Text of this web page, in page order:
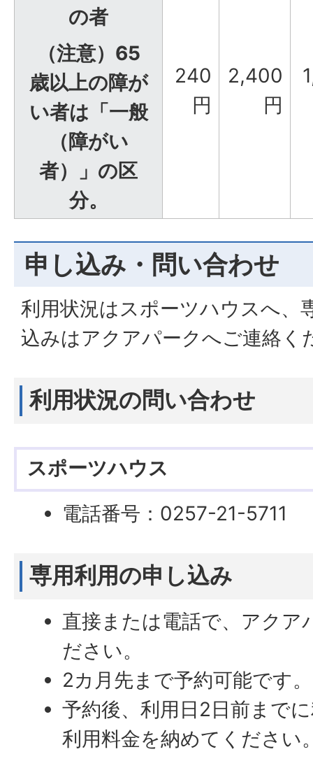
の者
（注意）65
歳以上の障が
い者は「一般
（障がい
者）」の区
分。
240
円
2,400
円
申し込み・問い合わせ
利用状況はスポーツハウスへ、
込みはアクアパークへご連絡く
利用状況の問い合わせ
スポーツハウス
電話番号：0257-21-5711
専用利用の申し込み
直接または電話で、アクア
ださい。
2カ月先まで予約可能です。
予約後、利用日2日前まで
利用料金を納めてください